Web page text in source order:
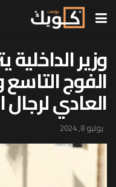
وزير
الفوج
العادي
يوليو 8, 2024